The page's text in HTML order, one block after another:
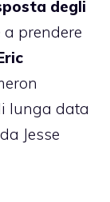
degli
prendere
lunga data
Jesse